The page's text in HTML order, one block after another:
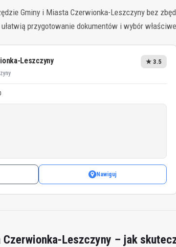
Gminy i Miasta Czerwionka-Leszczyny bez
przygotowanie dokumentów i wybór
Leszczyny ★ 3.5
Nawiguj
Leszczyny – jak